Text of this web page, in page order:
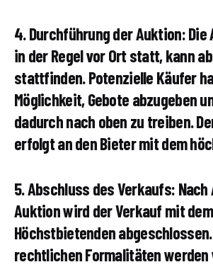
4. Durchführung der Auktion:
in der Regel vor Ort statt, kann
stattfinden. Potenzielle Käufer
Möglichkeit, Gebote abzugeben
dadurch nach oben zu treiben.
erfolgt an den Bieter mit dem
5. Abschluss des Verkaufs:
Auktion wird der Verkauf mit dem
Höchstbietenden
rechtlichen Formalitäten werden